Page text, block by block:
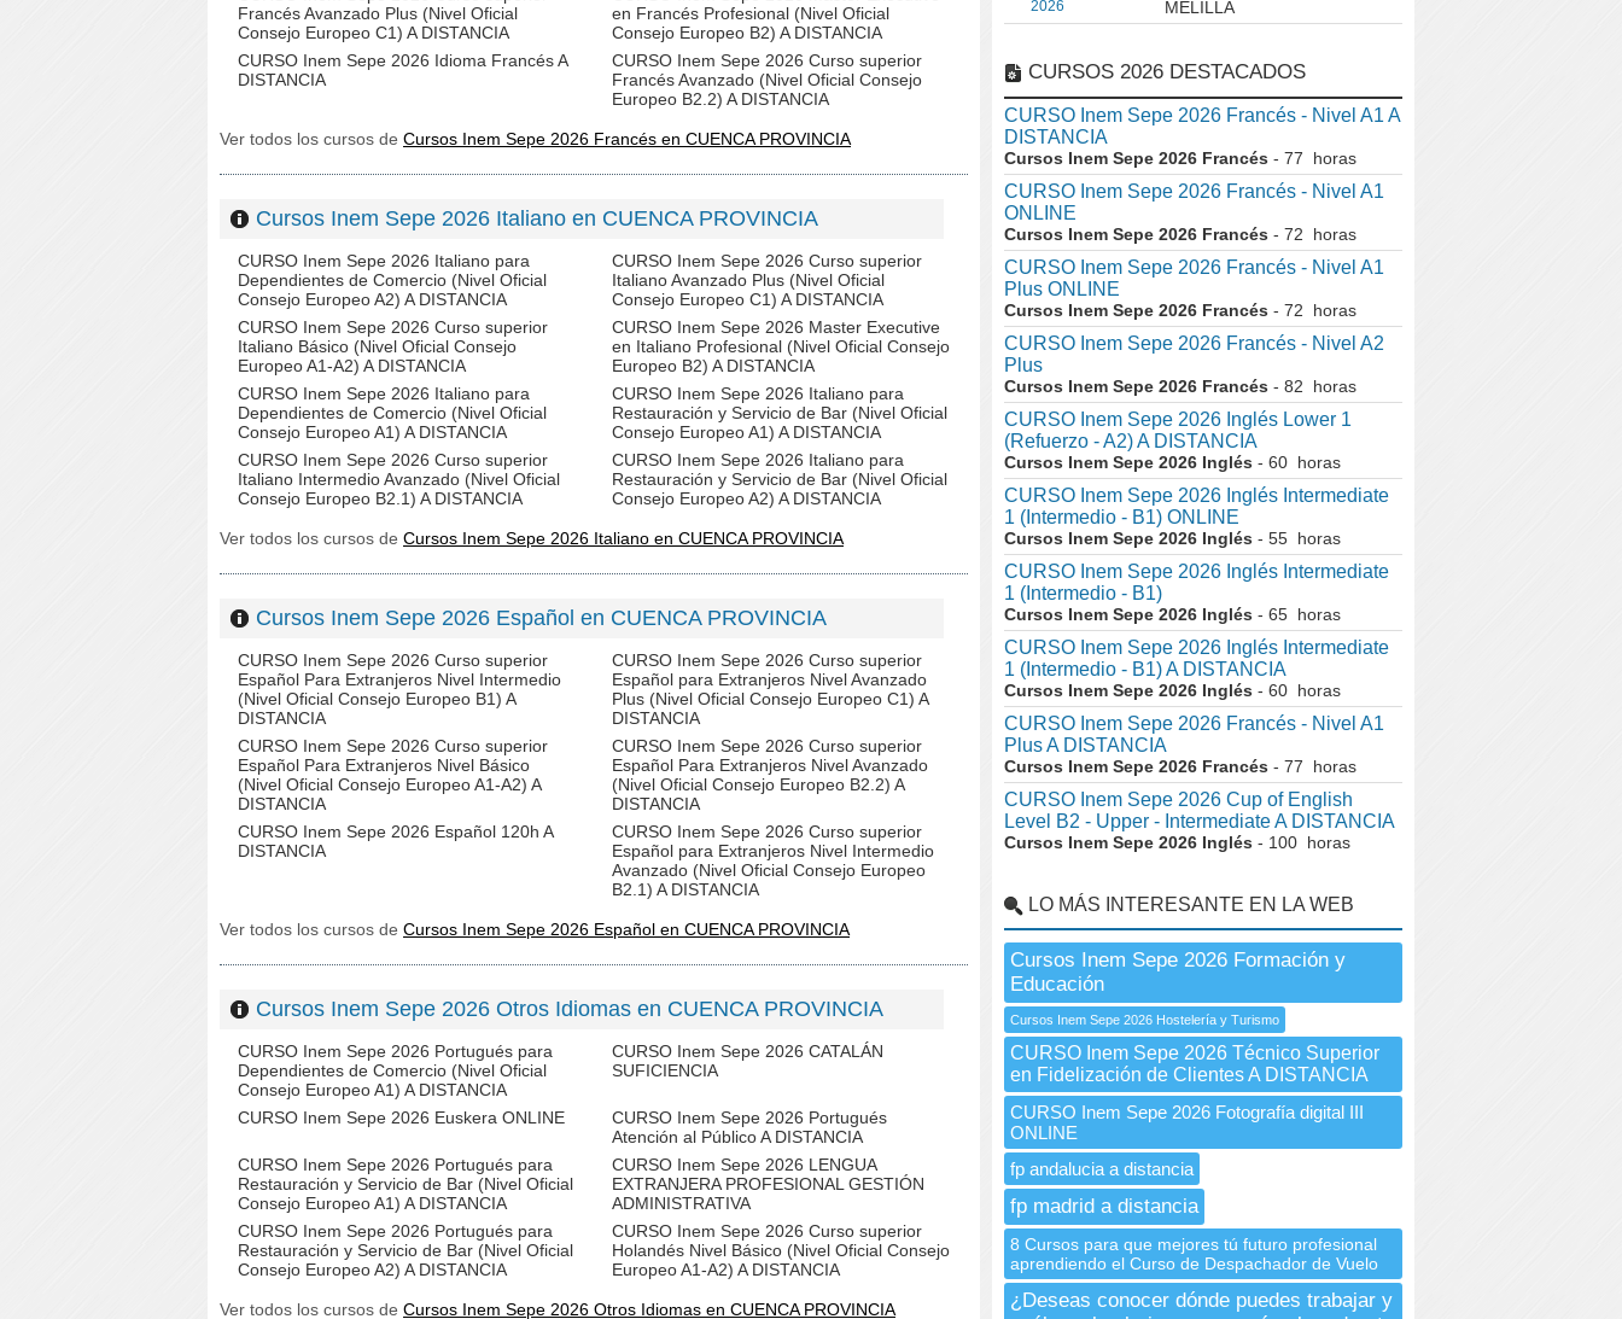
Francés Avanzado Plus (Nivel Oficial
Consejo Europeo C1) A DISTANCIA
en Francés Profesional (Nivel Oficial
Consejo Europeo B2) A DISTANCIA
CURSO Inem Sepe 2026 Idioma Francés A
DISTANCIA
CURSO Inem Sepe 2026 Curso superior
Francés Avanzado (Nivel Oficial Consejo
Europeo B2.2) A DISTANCIA
Ver todos los cursos de Cursos Inem Sepe 2026 Francés en CUENCA PROVINCIA
Cursos Inem Sepe 2026 Italiano en CUENCA PROVINCIA
CURSO Inem Sepe 2026 Italiano para
Dependientes de Comercio (Nivel Oficial
Consejo Europeo A2) A DISTANCIA
CURSO Inem Sepe 2026 Curso superior
Italiano Avanzado Plus (Nivel Oficial
Consejo Europeo C1) A DISTANCIA
CURSO Inem Sepe 2026 Curso superior
Italiano Básico (Nivel Oficial Consejo
Europeo A1-A2) A DISTANCIA
CURSO Inem Sepe 2026 Master Executive
en Italiano Profesional (Nivel Oficial Consejo
Europeo B2) A DISTANCIA
CURSO Inem Sepe 2026 Italiano para
Dependientes de Comercio (Nivel Oficial
Consejo Europeo A1) A DISTANCIA
CURSO Inem Sepe 2026 Italiano para
Restauración y Servicio de Bar (Nivel Oficial
Consejo Europeo A1) A DISTANCIA
CURSO Inem Sepe 2026 Curso superior
Italiano Intermedio Avanzado (Nivel Oficial
Consejo Europeo B2.1) A DISTANCIA
CURSO Inem Sepe 2026 Italiano para
Restauración y Servicio de Bar (Nivel Oficial
Consejo Europeo A2) A DISTANCIA
Ver todos los cursos de Cursos Inem Sepe 2026 Italiano en CUENCA PROVINCIA
Cursos Inem Sepe 2026 Español en CUENCA PROVINCIA
CURSO Inem Sepe 2026 Curso superior
Español Para Extranjeros Nivel Intermedio
(Nivel Oficial Consejo Europeo B1) A
DISTANCIA
CURSO Inem Sepe 2026 Curso superior
Español para Extranjeros Nivel Avanzado
Plus (Nivel Oficial Consejo Europeo C1) A
DISTANCIA
CURSO Inem Sepe 2026 Curso superior
Español Para Extranjeros Nivel Básico
(Nivel Oficial Consejo Europeo A1-A2) A
DISTANCIA
CURSO Inem Sepe 2026 Curso superior
Español Para Extranjeros Nivel Avanzado
(Nivel Oficial Consejo Europeo B2.2) A
DISTANCIA
CURSO Inem Sepe 2026 Español 120h A
DISTANCIA
CURSO Inem Sepe 2026 Curso superior
Español para Extranjeros Nivel Intermedio
Avanzado (Nivel Oficial Consejo Europeo
B2.1) A DISTANCIA
Ver todos los cursos de Cursos Inem Sepe 2026 Español en CUENCA PROVINCIA
Cursos Inem Sepe 2026 Otros Idiomas en CUENCA PROVINCIA
CURSO Inem Sepe 2026 Portugués para
Dependientes de Comercio (Nivel Oficial
Consejo Europeo A1) A DISTANCIA
CURSO Inem Sepe 2026 CATALÁN
SUFICIENCIA
CURSO Inem Sepe 2026 Euskera ONLINE
CURSO Inem Sepe 2026 Portugués
Atención al Público A DISTANCIA
CURSO Inem Sepe 2026 Portugués para
Restauración y Servicio de Bar (Nivel Oficial
Consejo Europeo A1) A DISTANCIA
CURSO Inem Sepe 2026 LENGUA
EXTRANJERA PROFESIONAL GESTIÓN
ADMINISTRATIVA
CURSO Inem Sepe 2026 Portugués para
Restauración y Servicio de Bar (Nivel Oficial
Consejo Europeo A2) A DISTANCIA
CURSO Inem Sepe 2026 Curso superior
Holandés Nivel Básico (Nivel Oficial Consejo
Europeo A1-A2) A DISTANCIA
Ver todos los cursos de Cursos Inem Sepe 2026 Otros Idiomas en CUENCA PROVINCIA
2026
MELILLA
CURSOS 2026 DESTACADOS
CURSO Inem Sepe 2026 Francés - Nivel A1 A
DISTANCIA
Cursos Inem Sepe 2026 Francés - 77 horas
CURSO Inem Sepe 2026 Francés - Nivel A1
ONLINE
Cursos Inem Sepe 2026 Francés - 72 horas
CURSO Inem Sepe 2026 Francés - Nivel A1
Plus ONLINE
Cursos Inem Sepe 2026 Francés - 72 horas
CURSO Inem Sepe 2026 Francés - Nivel A2
Plus
Cursos Inem Sepe 2026 Francés - 82 horas
CURSO Inem Sepe 2026 Inglés Lower 1
(Refuerzo - A2) A DISTANCIA
Cursos Inem Sepe 2026 Inglés - 60 horas
CURSO Inem Sepe 2026 Inglés Intermediate
1 (Intermedio - B1) ONLINE
Cursos Inem Sepe 2026 Inglés - 55 horas
CURSO Inem Sepe 2026 Inglés Intermediate
1 (Intermedio - B1)
Cursos Inem Sepe 2026 Inglés - 65 horas
CURSO Inem Sepe 2026 Inglés Intermediate
1 (Intermedio - B1) A DISTANCIA
Cursos Inem Sepe 2026 Inglés - 60 horas
CURSO Inem Sepe 2026 Francés - Nivel A1
Plus A DISTANCIA
Cursos Inem Sepe 2026 Francés - 77 horas
CURSO Inem Sepe 2026 Cup of English
Level B2 - Upper - Intermediate A DISTANCIA
Cursos Inem Sepe 2026 Inglés - 100 horas
LO MÁS INTERESANTE EN LA WEB
Cursos Inem Sepe 2026 Formación y
Educación
Cursos Inem Sepe 2026 Hostelería y Turismo
CURSO Inem Sepe 2026 Técnico Superior
en Fidelización de Clientes A DISTANCIA
CURSO Inem Sepe 2026 Fotografía digital III
ONLINE
fp andalucia a distancia
fp madrid a distancia
8 Cursos para que mejores tú futuro profesional
aprendiendo el Curso de Despachador de Vuelo
¿Deseas conocer dónde puedes trabajar y